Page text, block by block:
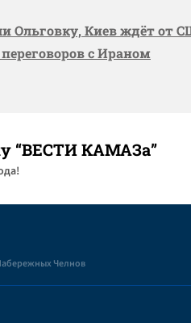
Ольговку, Киев ждёт от
с Ираном
“ВЕСТИ КАМАЗа”
Челнов